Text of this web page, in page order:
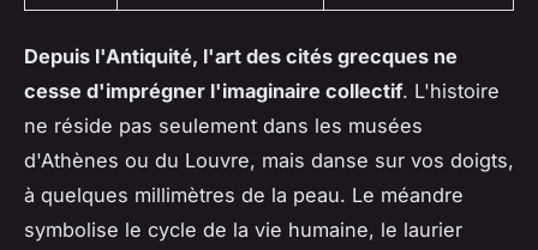
Depuis l'Antiquité, l'art des cités grecques ne
cesse d'imprégner l'imaginaire collectif. L'histoire
ne réside pas seulement dans les musées
d'Athènes ou du Louvre, mais danse sur vos doigts,
à quelques millimètres de la peau. Le méandre
symbolise le cycle de la vie humaine, le laurier